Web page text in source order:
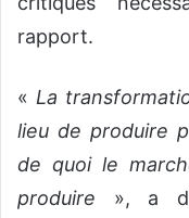
rapport.
« La
lieu de produire
de quoi le
produire », a